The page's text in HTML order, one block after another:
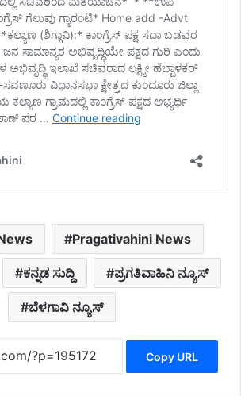
Pragativahini News
ಕನ್ನಡ ಸುದ್ದಿ ಪ್ರಗತಿವಾಹಿನಿ ನ್ಯೂಸ್
ಬೆಳಗಾವಿ ನ್ಯೂಸ್
Copy URL